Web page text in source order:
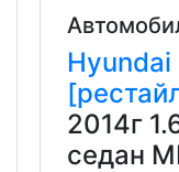
Hyundai
2014г
седан